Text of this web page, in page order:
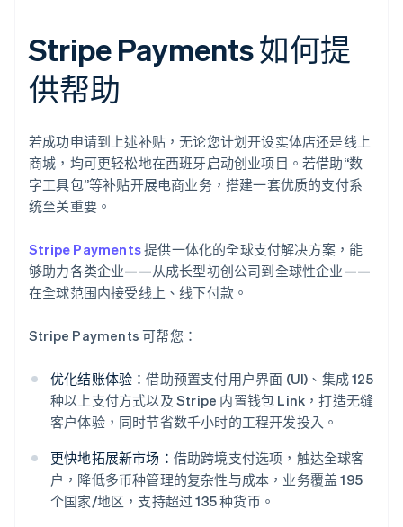
Stripe Payments 如何提
供帮助
若成功申请到上述补贴，无论您计划开设实体店还是线上
商城，均可更轻松地在西班牙启动创业项目。若借助“数
字工具包”等补贴开展电商业务，搭建一套优质的支付系
统至关重要。
Stripe Payments提供一体化的全球支付解决方案，能
够助力各类企业——从成长型初创公司到全球性企业——
在全球范围内接受线上、线下付款。
Stripe Payments 可帮您：
优化结账体验：借助预置支付用户界面 (UI)、集成 125
种以上支付方式以及 Stripe 内置钱包 Link，打造无缝
客户体验，同时节省数千小时的工程开发投入。
更快地拓展新市场： 借助跨境支付选项，触达全球客
户，降低多币种管理的复杂性与成本，业务覆盖 195
个国家/地区，支持超过 135 种货币。